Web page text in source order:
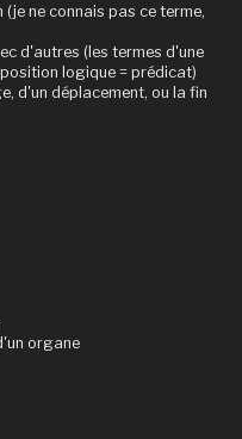
ne connais pas ce terme,
d'autres (les termes d'une
logique = prédicat)
d'un déplacement, ou la fin
organe